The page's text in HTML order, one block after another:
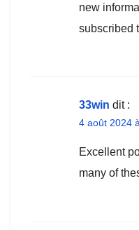
new
subscribed
33win dit :
4 août 2024
Excellent
many of